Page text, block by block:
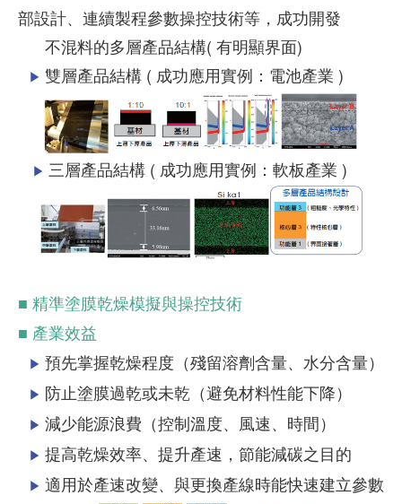
部設計、連續製程參數操控技術等，成功開發
不混料的多層產品結構( 有明顯界面)
▶ 雙層產品結構 ( 成功應用實例：電池產業 )
▶ 三層產品結構 ( 成功應用實例：軟板產業 )
■ 精準塗膜乾燥模擬與操控技術
■ 產業效益
▶ 預先掌握乾燥程度（殘留溶劑含量、水分含量）
▶ 防止塗膜過乾或未乾（避免材料性能下降）
▶ 減少能源浪費（控制溫度、風速、時間）
▶ 提高乾燥效率、提升產速，節能減碳之目的
▶ 適用於產速改變、與更換產線時能快速建立參數